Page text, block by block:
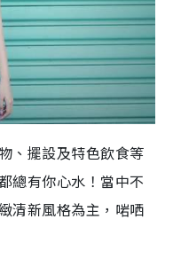
、擺設及特色飲食等
總有你心水！當中不
清新風格為主，啱哂